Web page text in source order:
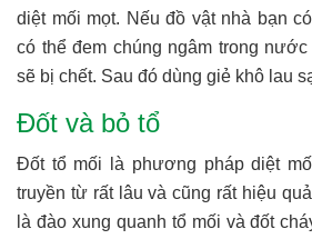
diệt mối mọt. Nếu đồ vật nhà bạn
có thể đem chúng ngâm trong
sẽ bị chết. Sau đó dùng giẻ khô lau
Đốt và bỏ tổ
Đốt tổ mối là phương pháp diệt
truyền từ rất lâu và cũng rất hiệu
là đào xung quanh tổ mối và đốt